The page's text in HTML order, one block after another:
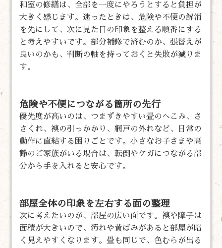
和室の修繕は、全部を一度にやろうとすると負担が
大きく感じます。迷ったときは、危険や不便の解消
を先にして、次に見た目の印象を整える順番にする
と考えやすいです。部分補修で済むのか、張替えが
良いのかも、判断の軸を持っておくと失敗が減りま
す。
危険や不便につながる箇所の先行
優先度が高いのは、つまずきやすい畳のへこみ、さ
さくれ、襖の引っかかり、網戸の外れなど、日常の
動作に直結する困りごとです。小さなお子さまや高
齢のご家族がいる場合は、転倒やケガにつながる部
分から手を入れると安心です。
部屋全体の印象を左右する面の整理
次に考えたいのが、部屋の広い面です。襖や障子は
面積が大きいので、汚れや黄ばみがあると部屋が暗
く見えやすくなります。畳も同じで、色むらが出る